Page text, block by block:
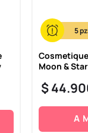
5
Moon &
$44.
A